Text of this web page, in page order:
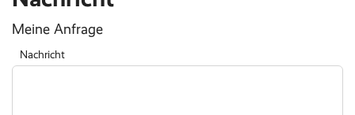
Meine Anfrage
Nachricht